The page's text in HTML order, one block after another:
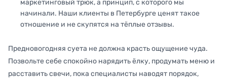
маркетинговый трюк, а принцип, с которого мы
начинали. Наши клиенты в Петербурге ценят такое
отношение и не скупятся на тёплые отзывы.
Предновогодняя суета не должна красть ощущение чуда.
Позвольте себе спокойно нарядить ёлку, продумать меню и
расставить свечи, пока специалисты наводят порядок,